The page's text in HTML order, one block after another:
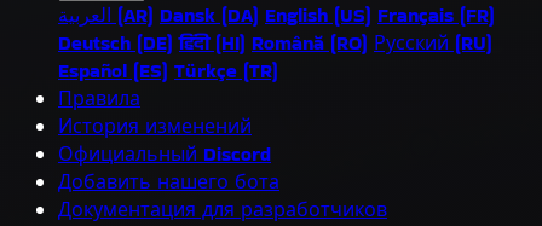
العربية (AR) Dansk (DA) English (US) Français (FR)
Deutsch (DE) हिंदी (HI) Română (RO) Русский (RU)
Español (ES) Türkçe (TR)
Правила
История изменений
Официальный Discord
Добавить нашего бота
Документация для разработчиков